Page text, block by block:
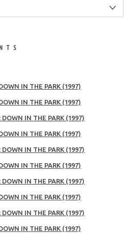
IN THE PARK (1997)
IN THE PARK (1997)
IN THE PARK (1997)
IN THE PARK (1997)
IN THE PARK (1997)
IN THE PARK (1997)
IN THE PARK (1997)
IN THE PARK (1997)
IN THE PARK (1997)
IN THE PARK (1997)